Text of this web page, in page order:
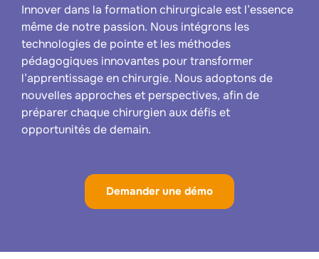
Innover dans la formation chirurgicale est l’essence
même de notre passion. Nous intégrons les
technologies de pointe et les méthodes
pédagogiques innovantes pour transformer
l’apprentissage en chirurgie. Nous adoptons de
nouvelles approches et perspectives, afin de
préparer chaque chirurgien aux défis et
opportunités de demain.
Demander une démo